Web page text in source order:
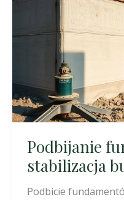
Podbijanie
stabilizacja
Podbicie